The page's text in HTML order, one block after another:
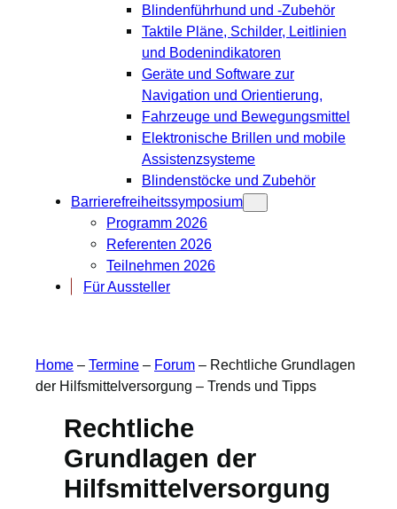
Blindenführhund und -Zubehör
Taktile Pläne, Schilder, Leitlinien
und Bodenindikatoren
Geräte und Software zur
Navigation und Orientierung,
Fahrzeuge und Bewegungsmittel
Elektronische Brillen und mobile
Assistenzsysteme
Blindenstöcke und Zubehör
Barrierefreiheitssymposium
Programm 2026
Referenten 2026
Teilnehmen 2026
Für Aussteller
Home – Termine – Forum – Rechtliche Grundlagen
der Hilfsmittelversorgung – Trends und Tipps
Rechtliche
Grundlagen der
Hilfsmittelversorgung